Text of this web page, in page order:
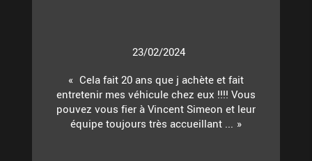
23/02/2024
Cela fait 20 ans que j achète et fait
entretenir mes véhicule chez eux !!!! Vous
pouvez vous fier à Vincent Simeon et leur
équipe toujours très accueillant ...